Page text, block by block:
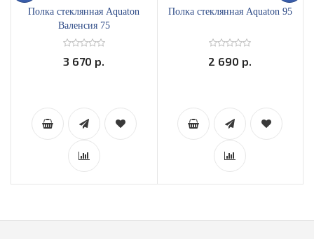
Полка стеклянная Aquaton
Валенсия 75
3 670 р.
Полка стеклянная Aquaton 95
2 690 р.